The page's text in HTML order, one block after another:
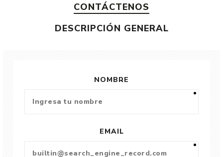
CONTÁCTENOS
DESCRIPCIÓN GENERAL
NOMBRE
EMAIL